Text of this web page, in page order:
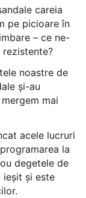
careia
pe picioare în
– ce ne-
noastre de
și-au
mai
acele lucruri
la
degetele de
ieșit și este